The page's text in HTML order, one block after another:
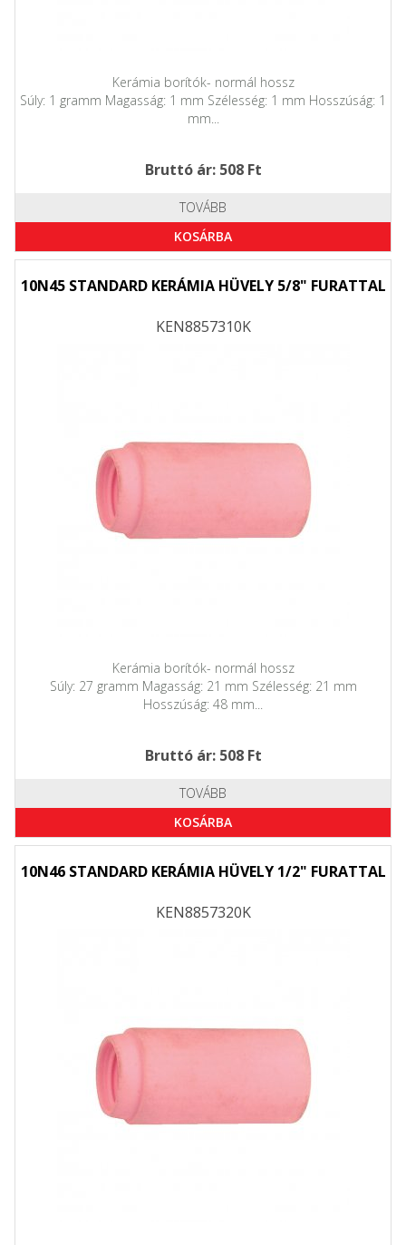
Kerámia borítók- normál hossz
Súly: 1 gramm Magasság: 1 mm Szélesség: 1 mm Hosszúság: 1
mm...
Bruttó ár: 508 Ft
TOVÁBB
KOSÁRBA
10N45 STANDARD KERÁMIA HÜVELY 5/8" FURATTAL
KEN8857310K
Kerámia borítók- normál hossz
Súly: 27 gramm Magasság: 21 mm Szélesség: 21 mm
Hosszúság: 48 mm...
Bruttó ár: 508 Ft
TOVÁBB
KOSÁRBA
10N46 STANDARD KERÁMIA HÜVELY 1/2" FURATTAL
KEN8857320K